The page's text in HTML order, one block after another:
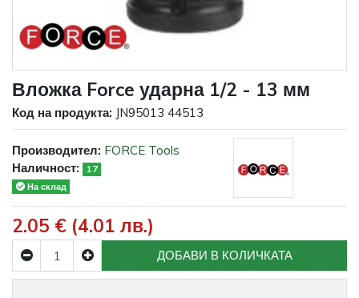
Вложка Force ударна 1/2 - 13 мм
Код на продукта: JN95013 44513
Производител: FORCE Tools
Наличност:
17
На склад
2.05 € (4.01 лв.)
ДОБАВИ В КОЛИЧКАТА